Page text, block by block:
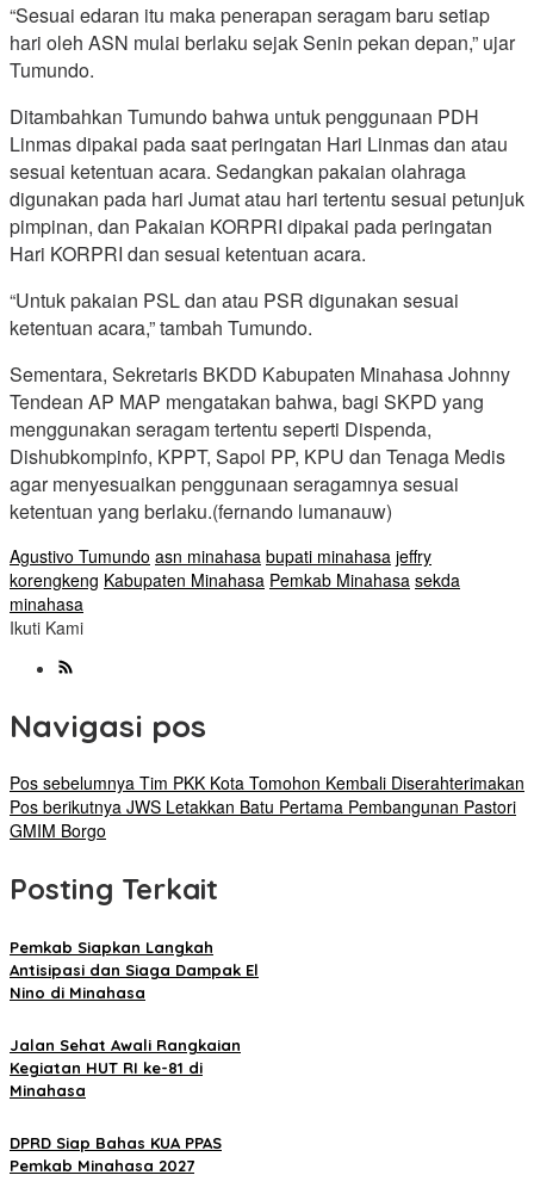
“Sesuai edaran itu maka penerapan seragam baru setiap
hari oleh ASN mulai berlaku sejak Senin pekan depan,” ujar
Tumundo.
Ditambahkan Tumundo bahwa untuk penggunaan PDH
Linmas dipakai pada saat peringatan Hari Linmas dan atau
sesuai ketentuan acara. Sedangkan pakaian olahraga
digunakan pada hari Jumat atau hari tertentu sesuai petunjuk
pimpinan, dan Pakaian KORPRI dipakai pada peringatan
Hari KORPRI dan sesuai ketentuan acara.
“Untuk pakaian PSL dan atau PSR digunakan sesuai
ketentuan acara,” tambah Tumundo.
Sementara, Sekretaris BKDD Kabupaten Minahasa Johnny
Tendean AP MAP mengatakan bahwa, bagi SKPD yang
menggunakan seragam tertentu seperti Dispenda,
Dishubkompinfo, KPPT, Sapol PP, KPU dan Tenaga Medis
agar menyesuaikan penggunaan seragamnya sesuai
ketentuan yang berlaku.(fernando lumanauw)
Agustivo Tumundo asn minahasa bupati minahasa jeffry
korengkeng Kabupaten Minahasa Pemkab Minahasa sekda
minahasa
Ikuti Kami
Navigasi pos
Pos sebelumnya Tim PKK Kota Tomohon Kembali Diserahterimakan
Pos berikutnya JWS Letakkan Batu Pertama Pembangunan Pastori
GMIM Borgo
Posting Terkait
Pemkab Siapkan Langkah
Antisipasi dan Siaga Dampak El
Nino di Minahasa
Jalan Sehat Awali Rangkaian
Kegiatan HUT RI ke-81 di
Minahasa
DPRD Siap Bahas KUA PPAS
Pemkab Minahasa 2027